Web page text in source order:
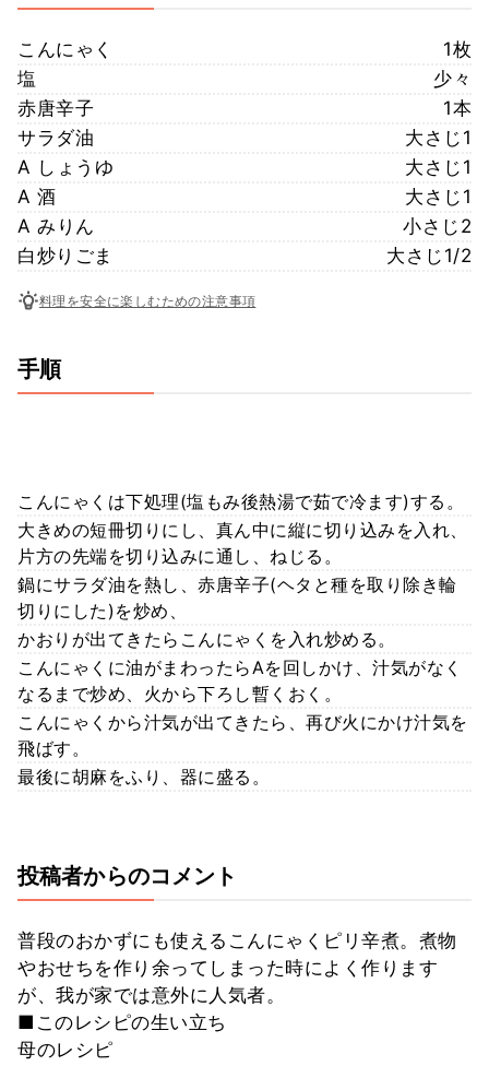
こんにゃく
1枚
塩
少々
赤唐辛子
1本
サラダ油
大さじ1
A しょうゆ
大さじ1
A 酒
大さじ1
A みりん
小さじ2
白炒りごま
大さじ1/2
料理を安全に楽しむための注意事項
手順
こんにゃくは下処理(塩もみ後熱湯で茹で冷ます)する。
大きめの短冊切りにし、真ん中に縦に切り込みを入れ、
片方の先端を切り込みに通し、ねじる。
鍋にサラダ油を熱し、赤唐辛子(ヘタと種を取り除き輪
切りにした)を炒め、
かおりが出てきたらこんにゃくを入れ炒める。
こんにゃくに油がまわったらAを回しかけ、汁気がなく
なるまで炒め、火から下ろし暫くおく。
こんにゃくから汁気が出てきたら、再び火にかけ汁気を
飛ばす。
最後に胡麻をふり、器に盛る。
投稿者からのコメント
普段のおかずにも使えるこんにゃくピリ辛煮。煮物
やおせちを作り余ってしまった時によく作ります
が、我が家では意外に人気者。
■このレシピの生い立ち
母のレシピ